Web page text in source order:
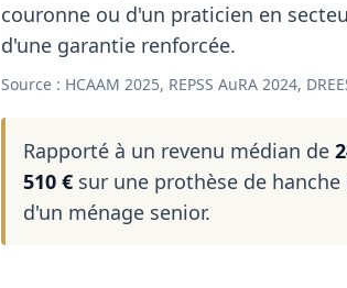
couronne ou d'un praticien en
d'une garantie renforcée.
Source : HCAAM 2025, REPSS AuRA 2024,
Rapporté à un revenu médian de
510 € sur une prothèse de
d'un ménage senior.